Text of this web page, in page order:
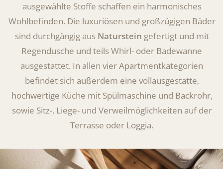
ausgewählte Stoffe schaffen ein harmonisches
Wohlbefinden. Die luxuriösen und großzügigen Bäder
sind durchgängig aus Naturstein gefertigt und mit
Regendusche und teils Whirl- oder Badewanne
ausgestattet. In allen vier Apartmentkategorien
befindet sich außerdem eine vollausgestatte,
hochwertige Küche mit Spülmaschine und Backrohr,
sowie Sitz-, Liege- und Verweilmöglichkeiten auf der
Terrasse oder Loggia.